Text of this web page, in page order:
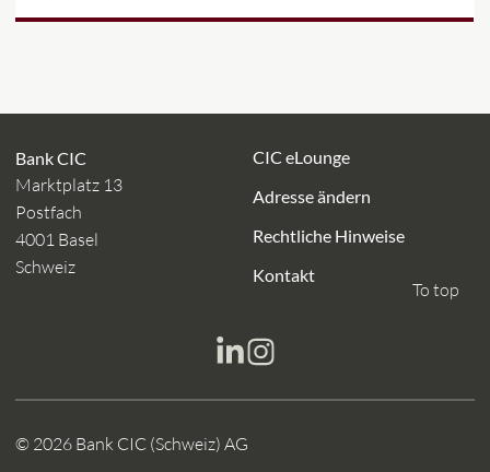
Bank CIC
Marktplatz 13
Postfach
4001 Basel
Schweiz
CIC eLounge
Adresse ändern
Rechtliche Hinweise
Kontakt
© 2026 Bank CIC (Schweiz) AG
To top